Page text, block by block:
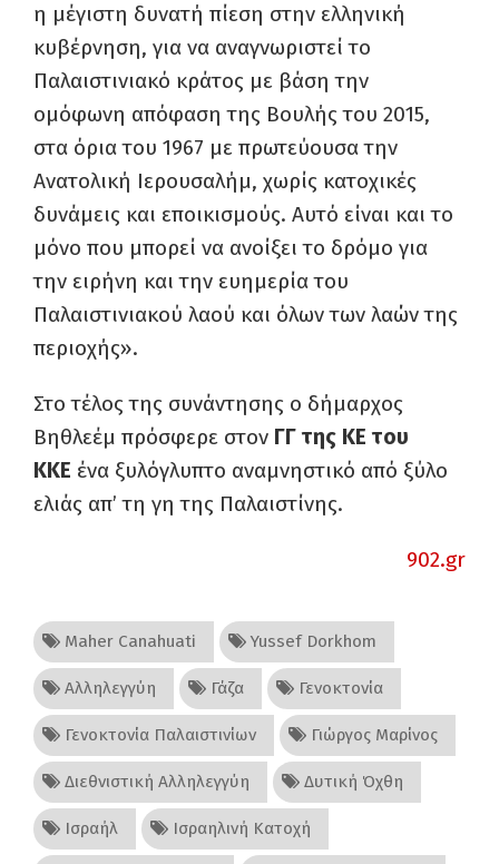
η μέγιστη δυνατή πίεση στην ελληνική
κυβέρνηση, για να αναγνωριστεί το
Παλαιστινιακό κράτος με βάση την
ομόφωνη απόφαση της Βουλής του 2015,
στα όρια του 1967 με πρωτεύουσα την
Ανατολική Ιερουσαλήμ, χωρίς κατοχικές
δυνάμεις και εποικισμούς. Αυτό είναι και το
μόνο που μπορεί να ανοίξει το δρόμο για
την ειρήνη και την ευημερία του
Παλαιστινιακού λαού και όλων των λαών της
περιοχής».
Στο τέλος της συνάντησης ο δήμαρχος
Βηθλεέμ πρόσφερε στον ΓΓ της ΚΕ του
ΚΚΕ ένα ξυλόγλυπτο αναμνηστικό από ξύλο
ελιάς απ’ τη γη της Παλαιστίνης.
902.gr
Maher Canahuati Yussef Dorkhom
Αλληλεγγύη Γάζα Γενοκτονία
Γενοκτονία Παλαιστινίων Γιώργος Μαρίνος
Διεθνιστική Αλληλεγγύη Δυτική Όχθη
Ισραήλ Ισραηλινή Κατοχή